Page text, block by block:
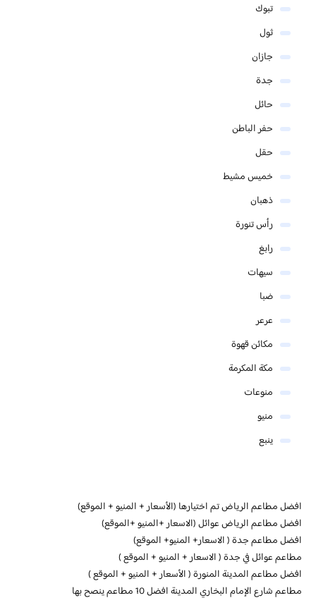
تبوك
ثول
جازان
جدة
حائل
حفر الباطن
حقل
خميس مشيط
ذهبان
رأس تنورة
رابغ
سيهات
ضبا
عرعر
مكائن قهوة
مكة المكرمة
منوعات
منيو
ينبع
افضل مطاعم الرياض تم اختيارها (الأسعار + المنيو + الموقع)
افضل مطاعم الرياض عوائل (الاسعار +المنيو +الموقع)
افضل مطاعم جدة ( الاسعار+ المنيو+ الموقع)
مطاعم عوائل في جدة ( الاسعار + المنيو + الموقع )
افضل مطاعم المدينة المنورة ( الأسعار + المنيو + الموقع )
مطاعم شارع الإمام البخاري المدينة افضل 10 مطاعم ينصح بها